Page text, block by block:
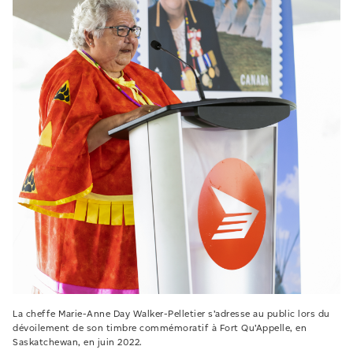
La cheffe Marie-Anne Day Walker-Pelletier s’adresse au public lors du
dévoilement de son timbre commémoratif à Fort Qu’Appelle, en
Saskatchewan, en juin 2022.